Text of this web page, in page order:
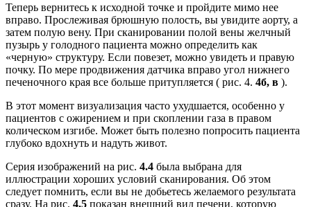
Теперь вернитесь к исходной точке и пройдите мимо нее
вправо. Прослеживая брюшную полость, вы увидите аорту, а
затем полую вену. При сканировании полой вены желчный
пузырь у голодного пациента можно определить как
«черную» структуру. Если повезет, можно увидеть и правую
почку. По мере продвижения датчика вправо угол нижнего
печеночного края все больше притупляется ( рис. 4. 4б, в ).
В этот момент визуализация часто ухудшается, особенно у
пациентов с ожирением и при скоплении газа в правом
колическом изгибе. Может быть полезно попросить пациента
глубоко вдохнуть и надуть живот.
Серия изображений на рис. 4.4 была выбрана для
иллюстрации хороших условий сканирования. Об этом
следует помнить, если вы не добьетесь желаемого результата
сразу. На рис. 4.5 показан внешний вид печени, которую